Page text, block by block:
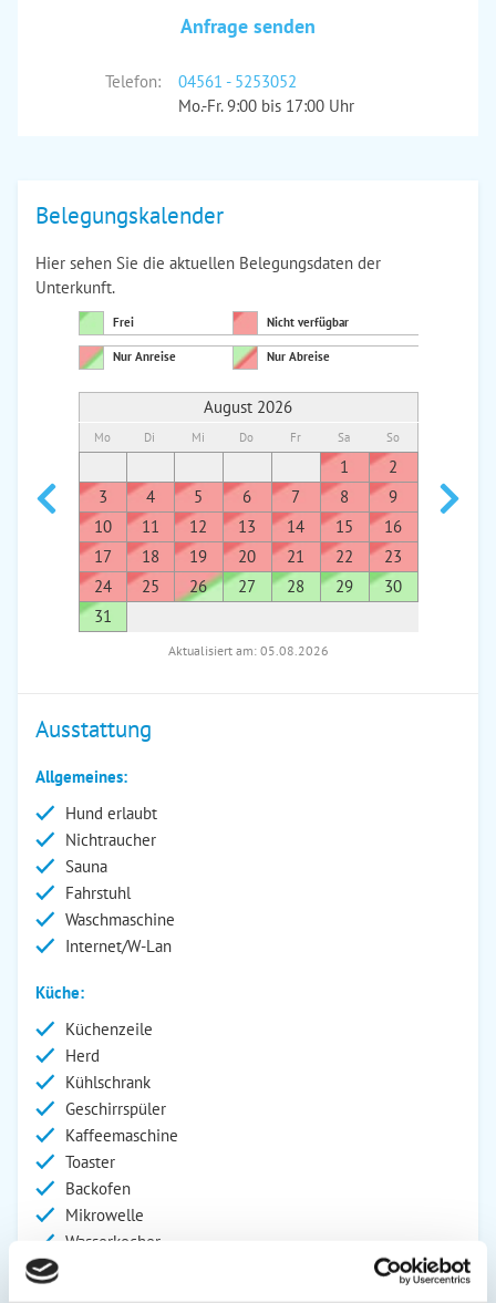
Anfrage senden
Telefon:
04561 - 5253052
Mo.-Fr. 9:00 bis 17:00 Uhr
Belegungskalender
Hier sehen Sie die aktuellen Belegungsdaten der
Unterkunft.
Frei Nicht verfügbar
Nur Anreise Nur Abreise
August 2026
Mo Di Mi Do Fr Sa So
1
2
3
4 5 6 7 8
9
10
11 12 13 14 15
16
17
18 19 20 21 22
23
24
25 26 27 28 29
30
31
7
Aktualisiert am: 05.08.2026
Ausstattung
Allgemeines:
Hund erlaubt
Nichtraucher
Sauna
Fahrstuhl
Waschmaschine
Internet/W-Lan
Küche:
Küchenzeile
Herd
Kühlschrank
Geschirrspüler
Kaffeemaschine
Toaster
Backofen
Mikrowelle
Wasserkocher
Wohnbereich: